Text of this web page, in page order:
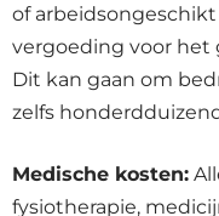
of
vergoeding voor
Dit kan gaan om
zelfs
Medische kosten:
fysiotherapie,